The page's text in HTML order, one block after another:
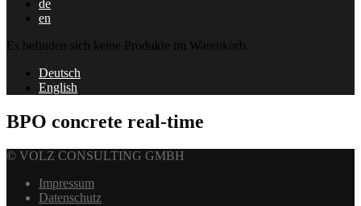
de
en
Es befinden sich keine Produkte im Warenkorb.
Deutsch
English
BPO concrete real-time
© VOLZ CONSULTING GMBH
Impressum
Datenschutz